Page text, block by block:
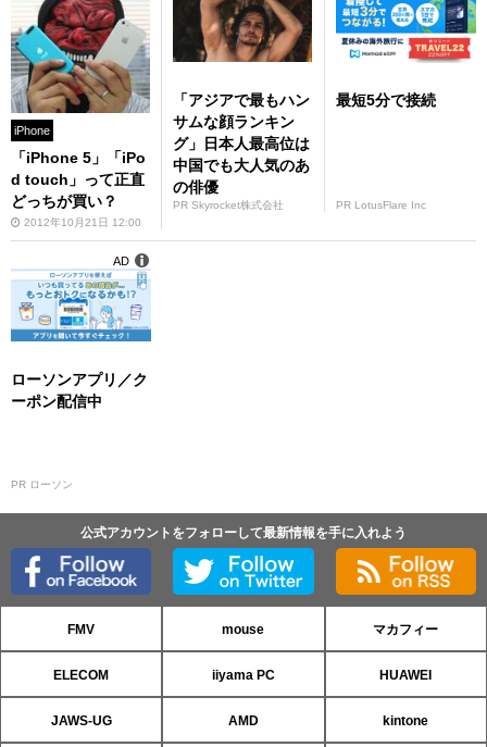
iPhone
「iPhone 5」「iPo
d touch」って正直
どっちが買い？
2012年10月21日 12:00
「アジアで最もハン
サムな顔ランキン
グ」日本人最高位は
中国でも大人気のあ
の俳優
PR Skyrocket株式会社
最短5分で接続
PR LotusFlare Inc
ローソンアプリ／ク
ーポン配信中
PR ローソン
AD
公式アカウントをフォローして最新情報を手に入れよう
FMV mouse マカフィー
ELECOM iiyama PC HUAWEI
JAWS-UG AMD kintone